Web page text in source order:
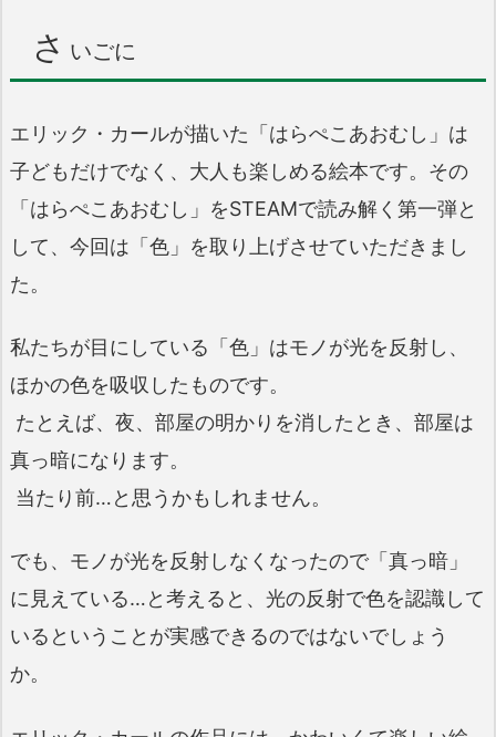
さ いごに
エリック・カールが描いた「はらぺこあおむし」は
子どもだけでなく、大人も楽しめる絵本です。その
「はらぺこあおむし」をSTEAMで読み解く第一弾と
して、今回は「色」を取り上げさせていただきまし
た。
私たちが目にしている「色」はモノが光を反射し、
ほかの色を吸収したものです。
たとえば、夜、部屋の明かりを消したとき、部屋は
真っ暗になります。
当たり前…と思うかもしれません。
でも、モノが光を反射しなくなったので「真っ暗」
に見えている…と考えると、光の反射で色を認識して
いるということが実感できるのではないでしょう
か。